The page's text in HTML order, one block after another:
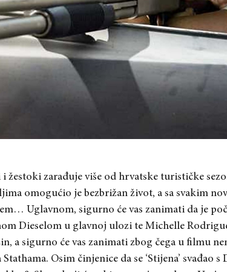
žestoki zarađuje više od hrvatske turističke
omogućio je bezbrižan život, a sa svakim
Uglavnom, sigurno će vas zanimati da je
Dieselom u glavnoj ulozi te Michelle
a sigurno će vas zanimati zbog čega u filmu
Stathama. Osim činjenice da se ‘Stijena’ svađao